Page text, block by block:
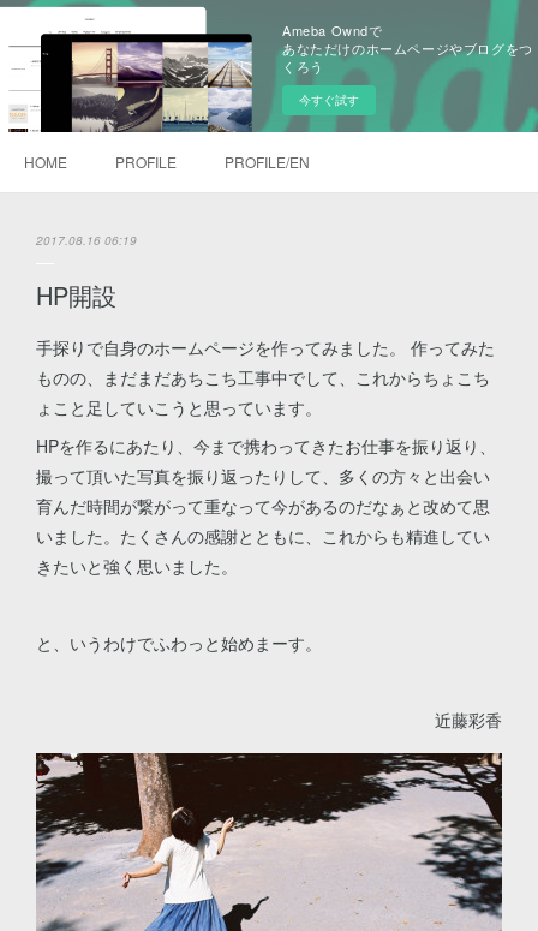
Ameba Owndで
あなただけのホームページやブログをつ
くろう
今すぐ試す
HOME PROFILE PROFILE/EN
2017.08.16 06:19
HP開設
手探りで自身のホームページを作ってみました。 作ってみた
ものの、まだまだあちこち工事中でして、これからちょこち
ょこと足していこうと思っています。
HPを作るにあたり、今まで携わってきたお仕事を振り返り、
撮って頂いた写真を振り返ったりして、多くの方々と出会い
育んだ時間が繋がって重なって今があるのだなぁと改めて思
いました。たくさんの感謝とともに、これからも精進してい
きたいと強く思いました。
と、いうわけでふわっと始めまーす。
近藤彩香